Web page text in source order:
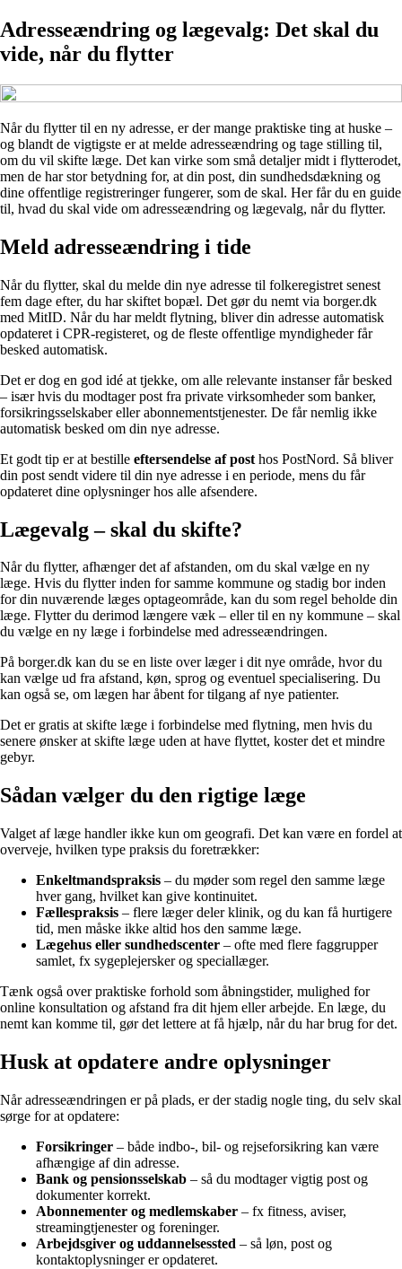
Adresseændring og lægevalg: Det skal du
vide, når du flytter
Når du flytter til en ny adresse, er der mange praktiske ting at huske –
og blandt de vigtigste er at melde adresseændring og tage stilling til,
om du vil skifte læge. Det kan virke som små detaljer midt i flytterodet,
men de har stor betydning for, at din post, din sundhedsdækning og
dine offentlige registreringer fungerer, som de skal. Her får du en guide
til, hvad du skal vide om adresseændring og lægevalg, når du flytter.
Meld adresseændring i tide
Når du flytter, skal du melde din nye adresse til folkeregistret senest
fem dage efter, du har skiftet bopæl. Det gør du nemt via borger.dk
med MitID. Når du har meldt flytning, bliver din adresse automatisk
opdateret i CPR-registeret, og de fleste offentlige myndigheder får
besked automatisk.
Det er dog en god idé at tjekke, om alle relevante instanser får besked
– især hvis du modtager post fra private virksomheder som banker,
forsikringsselskaber eller abonnementstjenester. De får nemlig ikke
automatisk besked om din nye adresse.
Et godt tip er at bestille eftersendelse af post hos PostNord. Så bliver
din post sendt videre til din nye adresse i en periode, mens du får
opdateret dine oplysninger hos alle afsendere.
Lægevalg – skal du skifte?
Når du flytter, afhænger det af afstanden, om du skal vælge en ny
læge. Hvis du flytter inden for samme kommune og stadig bor inden
for din nuværende læges optageområde, kan du som regel beholde din
læge. Flytter du derimod længere væk – eller til en ny kommune – skal
du vælge en ny læge i forbindelse med adresseændringen.
På borger.dk kan du se en liste over læger i dit nye område, hvor du
kan vælge ud fra afstand, køn, sprog og eventuel specialisering. Du
kan også se, om lægen har åbent for tilgang af nye patienter.
Det er gratis at skifte læge i forbindelse med flytning, men hvis du
senere ønsker at skifte læge uden at have flyttet, koster det et mindre
gebyr.
Sådan vælger du den rigtige læge
Valget af læge handler ikke kun om geografi. Det kan være en fordel at
overveje, hvilken type praksis du foretrækker:
Enkeltmandspraksis – du møder som regel den samme læge
hver gang, hvilket kan give kontinuitet.
Fællespraksis – flere læger deler klinik, og du kan få hurtigere
tid, men måske ikke altid hos den samme læge.
Lægehus eller sundhedscenter – ofte med flere faggrupper
samlet, fx sygeplejersker og speciallæger.
Tænk også over praktiske forhold som åbningstider, mulighed for
online konsultation og afstand fra dit hjem eller arbejde. En læge, du
nemt kan komme til, gør det lettere at få hjælp, når du har brug for det.
Husk at opdatere andre oplysninger
Når adresseændringen er på plads, er der stadig nogle ting, du selv skal
sørge for at opdatere:
Forsikringer – både indbo-, bil- og rejseforsikring kan være
afhængige af din adresse.
Bank og pensionsselskab – så du modtager vigtig post og
dokumenter korrekt.
Abonnementer og medlemskaber – fx fitness, aviser,
streamingtjenester og foreninger.
Arbejdsgiver og uddannelsessted – så løn, post og
kontaktoplysninger er opdateret.